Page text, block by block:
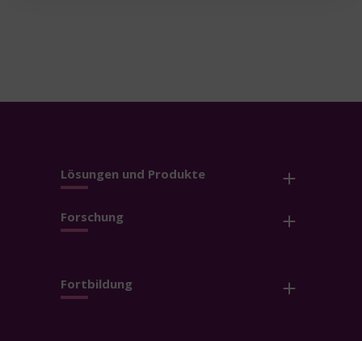
Lösungen und Produkte
Forschung
Fortbildung